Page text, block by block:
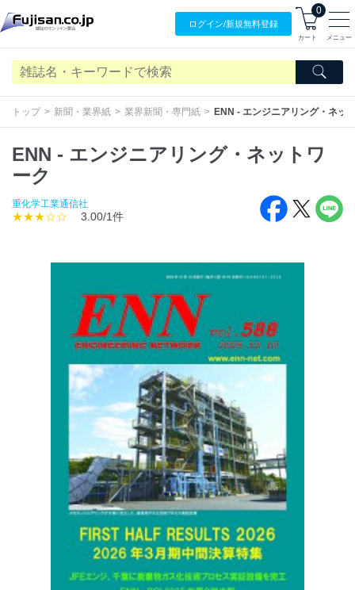
ログイン/新規無料登録
0
カート メニュー
トップ 新聞・業界紙 業界新聞・専門紙 ENN - エンジニアリング・ネッ
ENN - エンジニアリング・ネットワ
ーク
重化学工業通信社
★★★☆☆ 3.00/1件